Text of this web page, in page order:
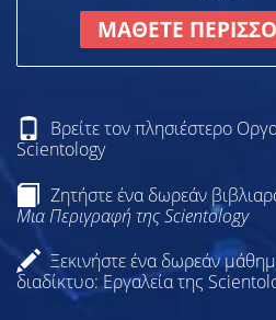
ΜΑΘΕΤΕ
Βρείτε τον πλησιέστερο
Scientology
Ζητήστε ένα δωρεάν
Μια Περιγραφή της Scientology
Ξεκινήστε ένα δωρεάν
διαδίκτυο: Εργαλεία της